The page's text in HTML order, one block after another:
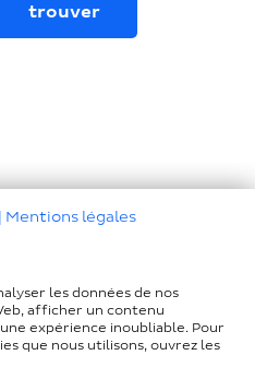
| Mentions légales
les données de nos
afficher un contenu
expérience inoubliable. Pour
que nous utilisons, ouvrez les